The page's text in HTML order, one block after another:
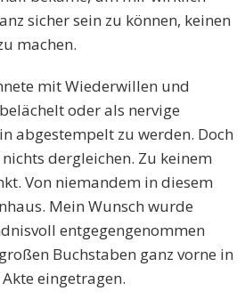
sicher sein zu können, keinen
machen.
mit Wiederwillen und
oder als nervige
abgestempelt zu werden. Doch
dergleichen. Zu keinem
Von niemandem in diesem
Mein Wunsch wurde
entgegengenommen
Buchstaben ganz vorne in
eingetragen.